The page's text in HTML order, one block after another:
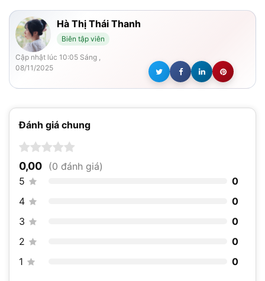
Hà Thị Thái Thanh
Biên tập viên
Cập nhật lúc 10:05 Sáng ,
08/11/2025
Đánh giá chung
0,00 (0 đánh giá)
5
0
4
0
3
0
2
0
1
0